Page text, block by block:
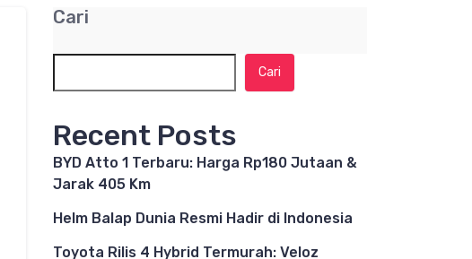
Cari
Cari
Recent Posts
BYD Atto 1 Terbaru: Harga Rp180 Jutaan &
Jarak 405 Km
Helm Balap Dunia Resmi Hadir di Indonesia
Toyota Rilis 4 Hybrid Termurah: Veloz